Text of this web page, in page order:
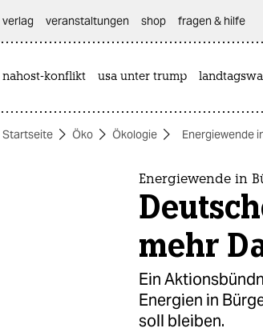
themen
verlag
veranstaltungen shop fragen & hilfe
nahost-konflikt usa unter trump
Startseite Öko Ökologie Energiewende
Energiewende in
mehr
Ein
Energien in
soll bleiben.